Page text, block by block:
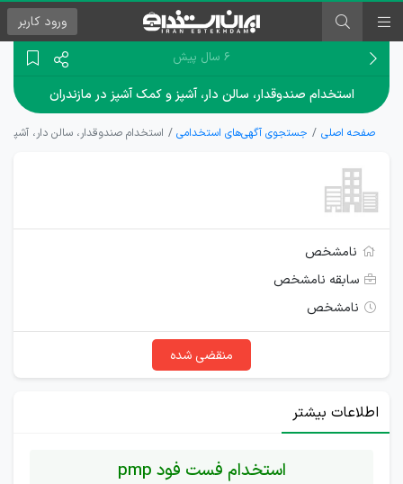
ورود کاربر
۶ سال پیش
استخدام صندوقدار، سالن دار، آشپز و کمک آشپز در مازندران
صفحه اصلی جستجوی آگهی‌های استخدامی استخدام صندوقدار، سالن دار، آشپز
نامشخص
سابقه نامشخص
نامشخص
منقضی شده
اطلاعات بیشتر
استخدام فست فود pmp